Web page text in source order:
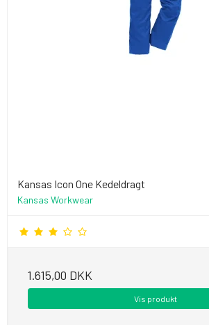
Kansas Icon One Kedeldragt
Kansas Workwear
1.615,00 DKK
Vis produkt